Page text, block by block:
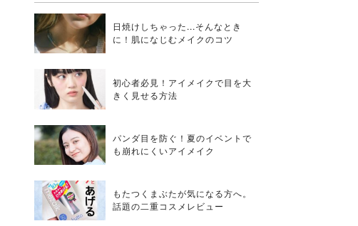
日焼けしちゃった...そんなとき
に！肌になじむメイクのコツ
初心者必見！アイメイクで目を大
きく見せる方法
パンダ目を防ぐ！夏のイベントで
も崩れにくいアイメイク
もたつくまぶたが気になる方へ。
話題の二重コスメレビュー